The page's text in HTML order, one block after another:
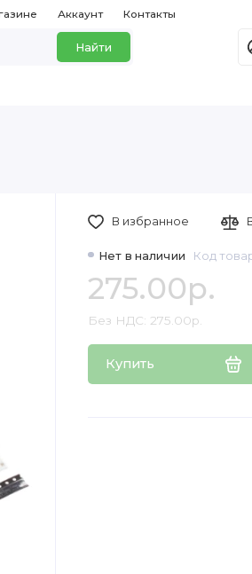
Аккаунт Контакты
Найти
Нет в наличии Код
275.00р.
Без НДС: 275.00р.
Купить
В избранное